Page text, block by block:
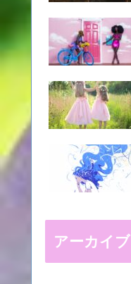
アーカイブ